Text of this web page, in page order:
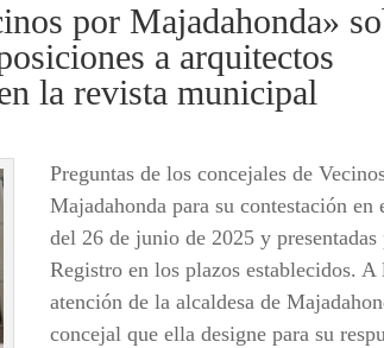
por Majadahonda»
a arquitectos
la revista municipal
Preguntas de los concejales de
Majadahonda para su contestación en
del 26 de junio de 2025 y presentadas
Registro en los plazos establecidos. A
atención de la alcaldesa de
concejal que ella designe para su